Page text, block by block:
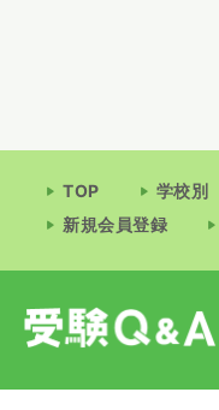
TOP 学校別
新規会員登録